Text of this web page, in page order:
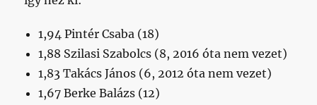
1,94 Pintér Csaba (18)
1,88 Szilasi Szabolcs (8, 2016 óta nem vezet)
1,83 Takács János (6, 2012 óta nem vezet)
1,67 Berke Balázs (12)